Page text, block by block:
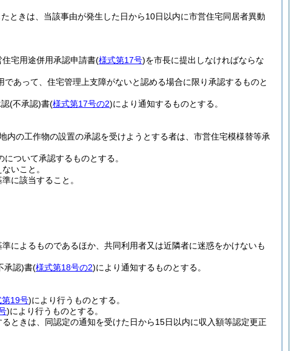
ときは、当該事由が発生した日から10日以内に市営住宅同居者異動
宅用途併用承認申請書(様式第17号)を市長に提出しなければならな
あって、住宅管理上支障がないと認める場合に限り承認するものと
(不承認)書(様式第17号の2)により通知するものとする。
内の工作物の設置の承認を受けようとする者は、市営住宅模様替等承
ついて承認するものとする。
いこと。
に該当すること。
準によるものであるほか、共同利用者又は近隣者に迷惑をかけないも
承認)書(様式第18号の2)により通知するものとする。
第19号)により行うものとする。
)により行うものとする。
ときは、同認定の通知を受けた日から15日以内に収入額等認定更正